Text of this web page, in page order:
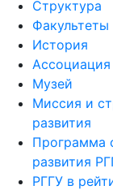
Структура
Факультеты
История
Музей
Миссия и
развития
Программа
развития
РГГУ в